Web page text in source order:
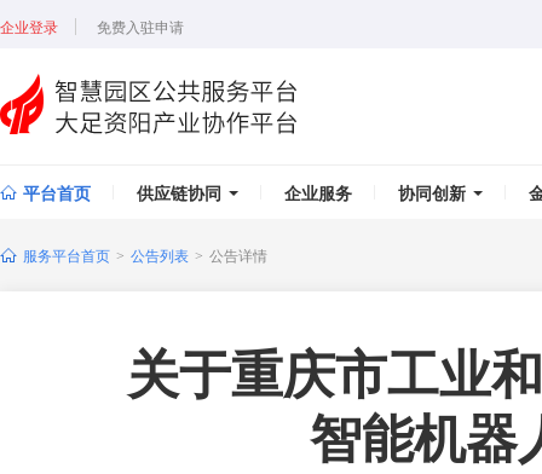
企业登录 免费入驻申请
平台首页 供应链协同 企业服务 协同创新
服务平台首页 > 公告列表 > 公告详情
关于重庆市工业
智能机器